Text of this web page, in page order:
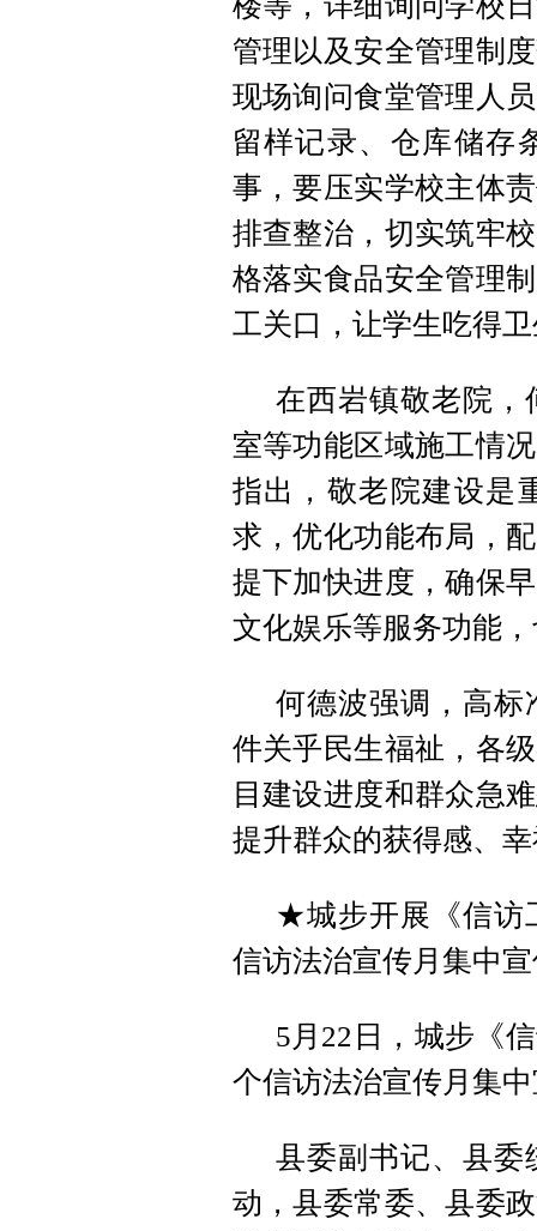
管理以及安全管理制
现场询问食堂管理人
留样记录、仓库储存
事，要压实学校主体
排查整治，切实筑牢
格落实食品安全管理
工关口，让学生吃得
在西岩镇敬老院，
室等功能区域施工情
指出，敬老院建设是
求，优化功能布局，
提下加快进度，确保
文化娱乐等服务功能
何德波强调，高标
件关乎民生福祉，各
目建设进度和群众急
提升群众的获得感、
★城步开展《信访
信访法治宣传月集中
5月22日，城步《
个信访法治宣传月集
县委副书记、县委
动，县委常委、县委